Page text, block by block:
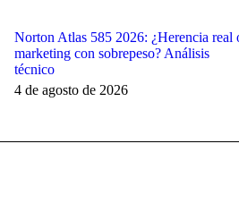
Norton Atlas 585 2026: ¿Herencia real
marketing con sobrepeso? Análisis
técnico
4 de agosto de 2026